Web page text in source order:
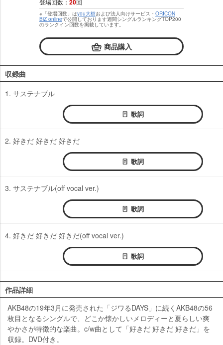
登場回数： 20回
※「登場回数」はyou大樹および法人向けサービス・ ORICON
BiZ onlineで公開しております週間シングルランキングTOP200
のランクイン回数を掲載しています。
商品購入
収録曲
1. サステナブル
歌詞
2. 好きだ 好きだ 好きだ
歌詞
3. サステナブル(off vocal ver.)
歌詞
4. 好きだ 好きだ 好きだ(off vocal ver.)
歌詞
作品詳細
AKB48の19年3月に発売された「ジワるDAYS」に続くAKB48の56
枚目となるシングルで、どこか懐かしいメロディーと夏らしい爽
かさが特徴的な楽曲。c/w曲として「好きだ 好きだ 好きだ」を
収録。DVD付き。